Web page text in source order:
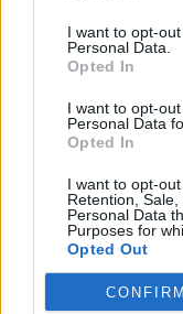
I want to opt-
Personal Data.
Opted In
I want to opt-
Personal Data
Opted In
I want to opt-
Retention,
Personal Data
Purposes for
Opted Out
CONFIRM
Άρης: Ανακοίνωσε την
στους πυρόπληκτους